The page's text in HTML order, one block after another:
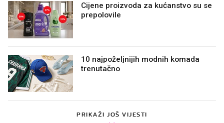
Cijene proizvoda za kućanstvo su se
prepolovile
10 najpoželjnijih modnih komada
trenutačno
PRIKAŽI JOŠ VIJESTI